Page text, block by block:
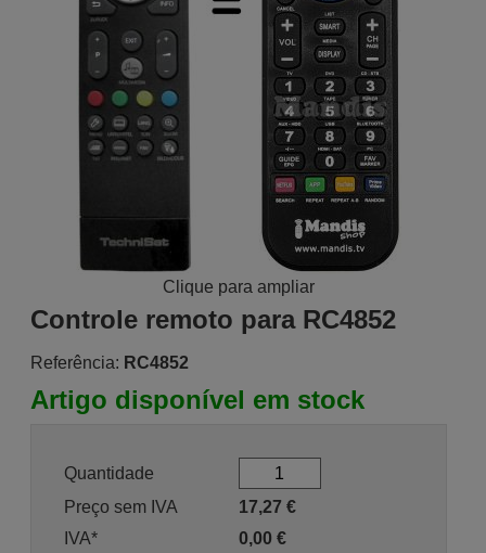
Clique para ampliar
Controle remoto para RC4852
Referência: RC4852
Artigo disponível em stock
Quantidade
Preço sem IVA
17,27 €
IVA*
0,00 €